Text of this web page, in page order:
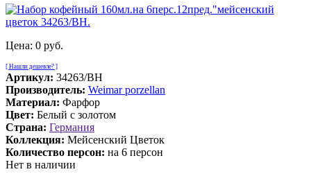
Цена: 0 руб.
[ Нашли дешевле? ]
Артикул: 34263/BH
Производитель: Weimar porzellan
Материал: Фарфор
Цвет: Белый с золотом
Страна: Германия
Коллекция: Мейсенский Цветок
Количество персон: на 6 персон
Нет в наличии